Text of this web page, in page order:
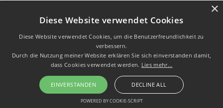
Diese Website verwendet Cookies
Diese Website verwendet Cookies, um die Benutzerfreundlichkeit zu
verbessern.
Durch die Nutzung meiner Website erklären Sie sich einverstanden damit,
dass Cookies verwendet werden. Lies mehr...
EINVERSTANDEN DECLINE ALL
POWERED BY COOKIE-SCRIPT
×